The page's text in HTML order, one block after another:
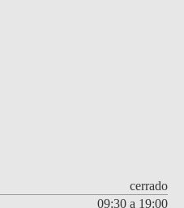
cerrado
09:30 a 19:00